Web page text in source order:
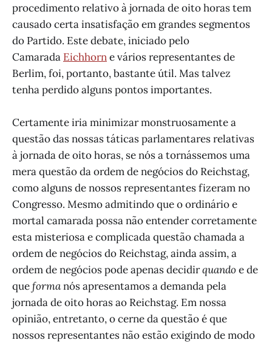
procedimento relativo à jornada de oito horas tem
causado certa insatisfação em grandes segmentos
do Partido. Este debate, iniciado pelo
Camarada Eichhorne vários representantes de
Berlim, foi, portanto, bastante útil. Mas talvez
tenha perdido alguns pontos importantes.
Certamente iria minimizar monstruosamente a
questão das nossas táticas parlamentares relativas
à jornada de oito horas, se nós a tornássemos uma
mera questão da ordem de negócios do Reichstag,
como alguns de nossos representantes fizeram no
Congresso. Mesmo admitindo que o ordinário e
mortal camarada possa não entender corretamente
esta misteriosa e complicada questão chamada a
ordem de negócios do Reichstag, ainda assim, a
ordem de negócios pode apenas decidirquando e de
queformanós apresentamos a demanda pela
jornada de oito horas ao Reichstag. Em nossa
opinião, entretanto, o cerne da questão é que
nossos representantes não estão exigindo de modo